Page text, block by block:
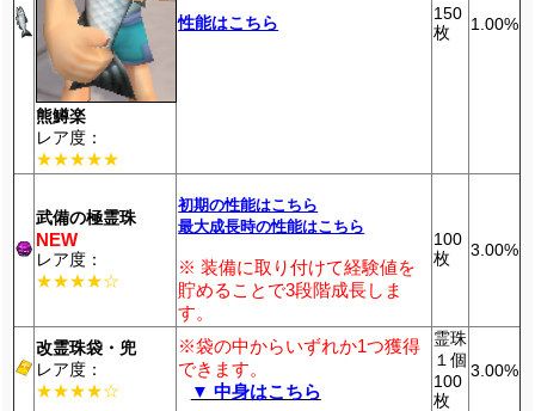
熊鱒楽
レア度：
★★★★★
性能はこちら
150
枚
1.00%
武備の極霊珠
NEW
レア度：
★★★★☆
初期の性能はこちら
最大成長時の性能はこちら
※ 装備に取り付けて経験値を
貯めることで3段階成長しま
す。
100
枚
3.00%
改霊珠袋・兜
レア度：
★★★★☆
※袋の中からいずれか1つ獲得
できます。
▼ 中身はこちら
霊珠
１個
100
枚
3.00%